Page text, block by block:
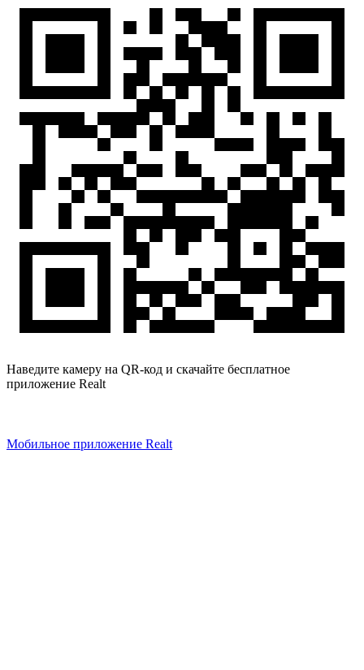
Наведите камеру на QR-код и скачайте бесплатное
приложение Realt
Мобильное приложение Realt